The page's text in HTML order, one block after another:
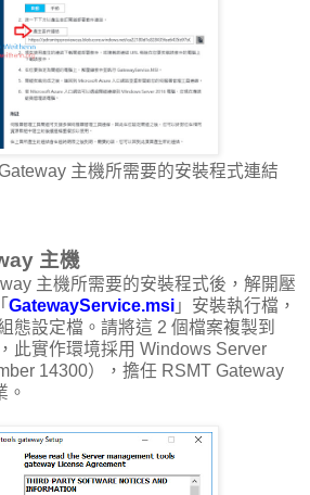
主機所需要的安裝程式連結
主機
主機所需要的安裝程式後，解開壓
GatewayService.msi 」安裝執行檔，
態設定檔。請將這 2 個檔案複製到
此實作環境採用 Windows Server
14300），擔任 RSMT Gateway
。